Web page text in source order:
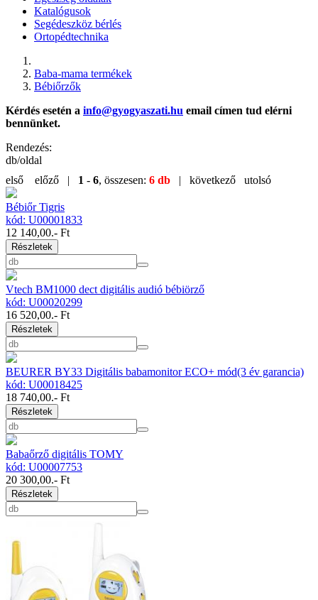
Katalógusok
Segédeszköz bérlés
Ortopédtechnika
Baba-mama termékek
Bébiőrzők
Kérdés esetén a info@gyogyaszati.hu email címen tud elérni
bennünket.
Rendezés:
db/oldal
első előző | 1 - 6, összesen: 6 db | következő utolsó
Bébiőr Tigris
kód: U00001833
12 140,00.- Ft
Részletek
Vtech BM1000 dect digitális audió bébiörző
kód: U00020299
16 520,00.- Ft
Részletek
BEURER BY33 Digitális babamonitor ECO+ mód(3 év garancia)
kód: U00018425
18 740,00.- Ft
Részletek
Babaőrző digitális TOMY
kód: U00007753
20 300,00.- Ft
Részletek